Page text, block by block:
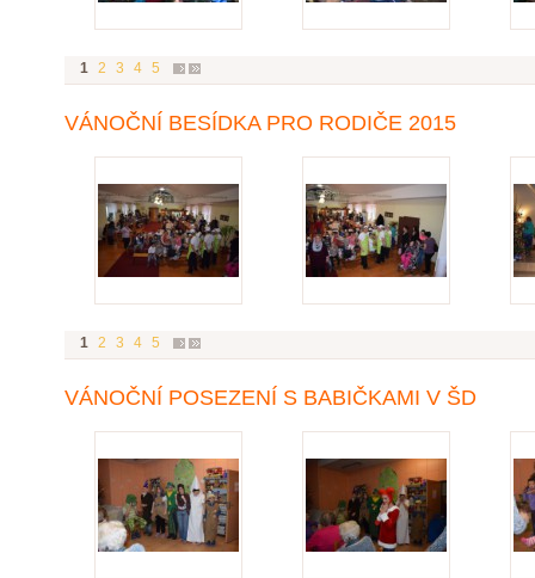
1 2 3 4 5
VÁNOČNÍ BESÍDKA PRO RODIČE 2015
1 2 3 4 5
VÁNOČNÍ POSEZENÍ S BABIČKAMI V ŠD